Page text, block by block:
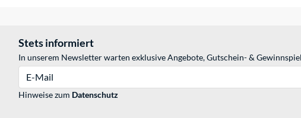
Stets informiert
In unserem Newsletter warten exklusive Angebote, Gutschein- &
Hinweise zum Datenschutz